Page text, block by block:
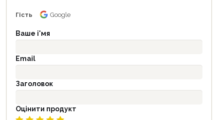
Гість Google
Ваше і'мя
Email
Заголовок
Оцінити продукт